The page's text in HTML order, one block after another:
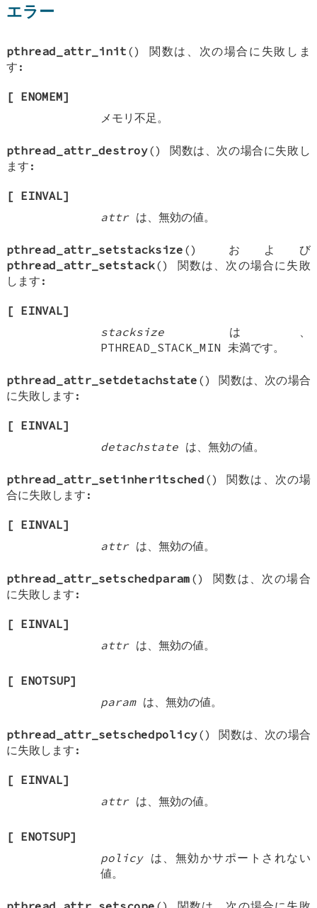
エラー
pthread_attr_init () 関数は、次の場合に失敗しま
す:
[ ENOMEM]
メモリ不足。
pthread_attr_destroy() 関数は、次の場合に失敗し
ます:
[ EINVAL]
attrは、無効の値。
pthread_attr_setstacksize () および
pthread_attr_setstack() 関数は、次の場合に失敗
します:
[ EINVAL]
stacksizeは、
PTHREAD_STACK_MIN 未満です。
pthread_attr_setdetachstate () 関数は、次の場合
に失敗します:
[ EINVAL]
detachstateは、無効の値。
pthread_attr_setinheritsched () 関数は、次の場
合に失敗します:
[ EINVAL]
attrは、無効の値。
pthread_attr_setschedparam () 関数は、次の場合
に失敗します:
[ EINVAL]
attrは、無効の値。
[ ENOTSUP]
paramは、無効の値。
pthread_attr_setschedpolicy() 関数は、次の場合
に失敗します:
[ EINVAL]
attrは、無効の値。
[ ENOTSUP]
policyは、無効かサポートされない
値。